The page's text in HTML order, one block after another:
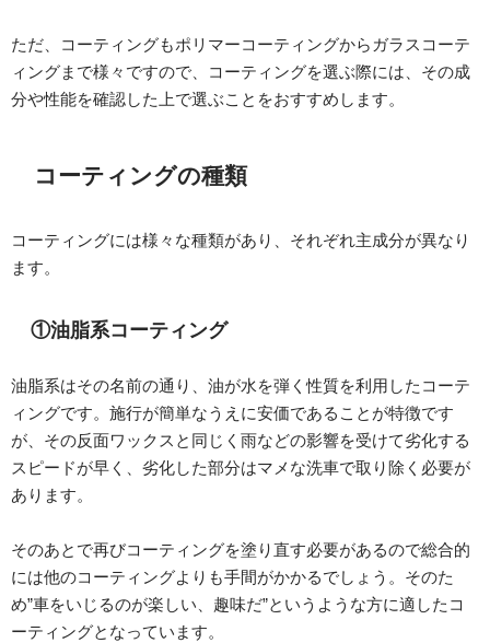
ただ、コーティングもポリマーコーティングからガラスコーテ
ィングまで様々ですので、コーティングを選ぶ際には、その成
分や性能を確認した上で選ぶことをおすすめします。
コーティングの種類
コーティングには様々な種類があり、それぞれ主成分が異なり
ます。
①油脂系コーティング
油脂系はその名前の通り、油が水を弾く性質を利用したコーテ
ィングです。施行が簡単なうえに安価であることが特徴です
が、その反面ワックスと同じく雨などの影響を受けて劣化する
スピードが早く、劣化した部分はマメな洗車で取り除く必要が
あります。
そのあとで再びコーティングを塗り直す必要があるので総合的
には他のコーティングよりも手間がかかるでしょう。そのた
め”車をいじるのが楽しい、趣味だ”というような方に適したコ
ーティングとなっています。